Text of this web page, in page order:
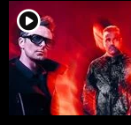
player2